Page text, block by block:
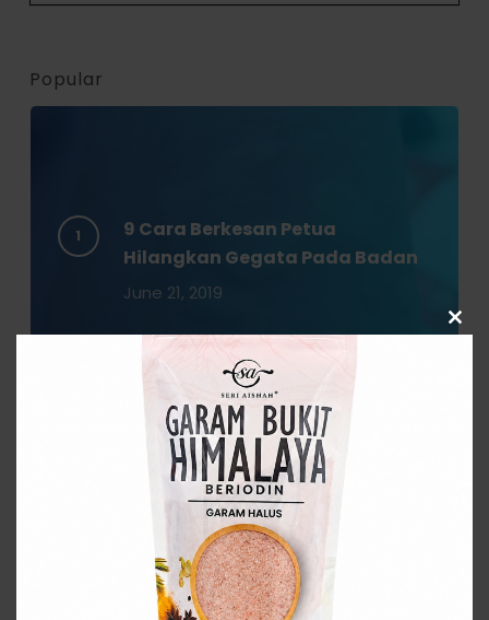
Popular
9 Cara Berkesan Petua
Hilangkan Gegata Pada Badan
June 21, 2019
Cara Mudah Membuat DIY Bath
Bomb Sendiri Dirumah
August 23, 2024
KEBAIKAN LAMPU GARAM BUKIT
Close